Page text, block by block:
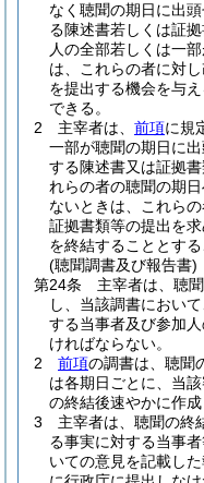
なく聴聞の期日に出頭
る陳述書若しくは証
人の全部若しくは一
は、これらの者に対
を提出する機会を与
できる。
2
主宰者は、 前項に規
一部が聴聞の期日に出
する陳述書又は証拠
れらの者の聴聞の期
ないときは、これら
証拠書類等の提出を
を終結することとする
(聴聞調書及び報告書)
第24条
主宰者は、聴
し、当該調書におい
する当事者及び参加
ければならない。
2
前項の調書は、聴聞
は各期日ごとに、当
の終結後速やかに作成
3
主宰者は、聴聞の終
る事実に対する当事
いての意見を記載した